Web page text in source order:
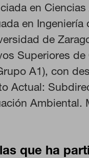
en
en
de
Superiores
A1), con
Actual:
Ambiental.
que ha
que el sitio web
sobre estas cookies,
las visitas y fuentes
las más o menos
tanto, es anónima.